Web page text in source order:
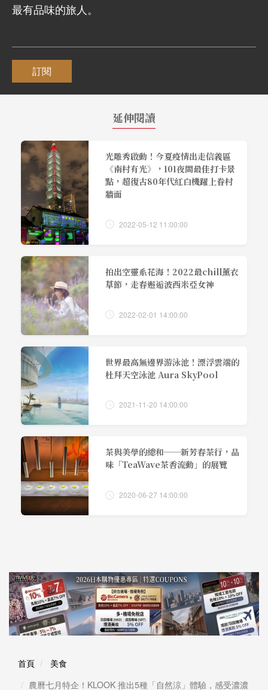
最有品味的旅人。
訂閱
延伸閱讀
光雕秀啟動！今夏疫情出走信義區
《南村有光》，101夜間最佳打卡景
點，超復古80年代紅白機躍上眷村
牆面
2022-05-12 11:00:00
拍出空靈系花海！2022最chill薰衣
草節，走春邂逅波西米亞女神
2022-02-01 14:00:00
世界最高無邊界游泳池！漂浮雲端的
杜拜天空泳池 Aura SkyPool
2021-11-20 14:00:00
茶與美學的總和──新芳春茶行，品
味「TeaWave茶香流動」的展覽
2020-06-27 14:00:00
首頁
美食
農曆七月特企！KLOOK 推出5種「自然涼」體驗，感受濃濃